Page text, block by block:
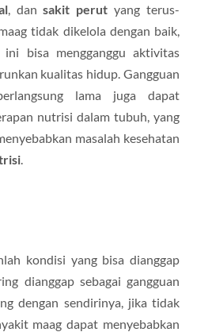
, dansakit perut yang terus-
tidak dikelola dengan baik,
ini bisa mengganggu aktivitas
kualitas hidup. Gangguan
lama juga dapat
nutrisi dalam tubuh, yang
masalah kesehatan
.
kondisi yang bisa dianggap
dianggap sebagai gangguan
dengan sendirinya, jika tidak
maag dapat menyebabkan